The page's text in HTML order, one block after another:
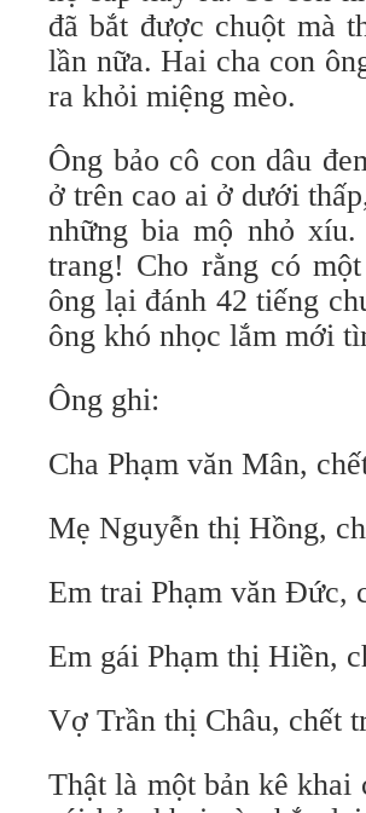
đã bắt được chuột mà
lần nữa. Hai cha con
ra khỏi miệng mèo.
Ông bảo cô con dâu
ở trên cao ai ở dưới
những bia mộ nhỏ
trang! Cho rằng có
ông lại đánh 42 tiếng
ông khó nhọc lắm mới
Ông ghi:
Cha Phạm văn Mân,
Mẹ Nguyễn thị Hồng,
Em trai Phạm văn Đức,
Em gái Phạm thị Hiền,
Vợ Trần thị Châu, chết
Thật là một bản kê